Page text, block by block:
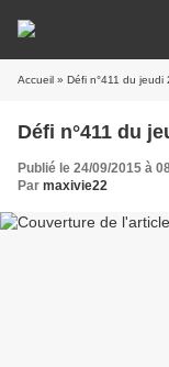
Accueil » Défi n°411 du jeudi
Défi n°411 du
Publié le 24/09/2015 à
Par maxivie22